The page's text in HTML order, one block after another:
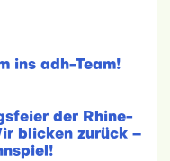
ins adh-Team!
der Rhine-
blicken zurück –